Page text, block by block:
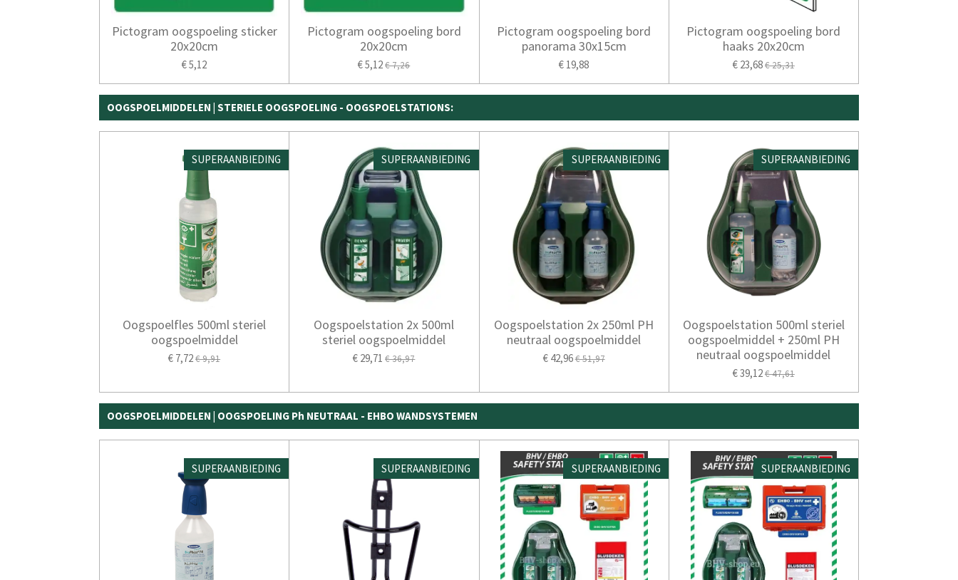
Pictogram oogspoeling sticker
20x20cm
€ 5,12
Pictogram oogspoeling bord
20x20cm
€ 5,12€ 7,26
Pictogram oogspoeling bord
panorama 30x15cm
€ 19,88
Pictogram oogspoeling bord
haaks 20x20cm
€ 23,68€ 25,31
OOGSPOELMIDDELEN | STERIELE OOGSPOELING - OOGSPOELSTATIONS:
SUPERAANBIEDING
Oogspoelfles 500ml steriel
oogspoelmiddel
€ 7,72€ 9,91
SUPERAANBIEDING
Oogspoelstation 2x 500ml
steriel oogspoelmiddel
€ 29,71 € 36,97
SUPERAANBIEDING
Oogspoelstation 2x 250ml PH
neutraal oogspoelmiddel
€ 42,96€ 51,97
SUPERAANBIEDING
Oogspoelstation 500ml steriel
oogspoelmiddel + 250ml PH
neutraal oogspoelmiddel
€ 39,12€ 47,61
OOGSPOELMIDDELEN | OOGSPOELING Ph NEUTRAAL - EHBO WANDSYSTEMEN
SUPERAANBIEDING SUPERAANBIEDING SUPERAANBIEDING SUPERAANBIEDING